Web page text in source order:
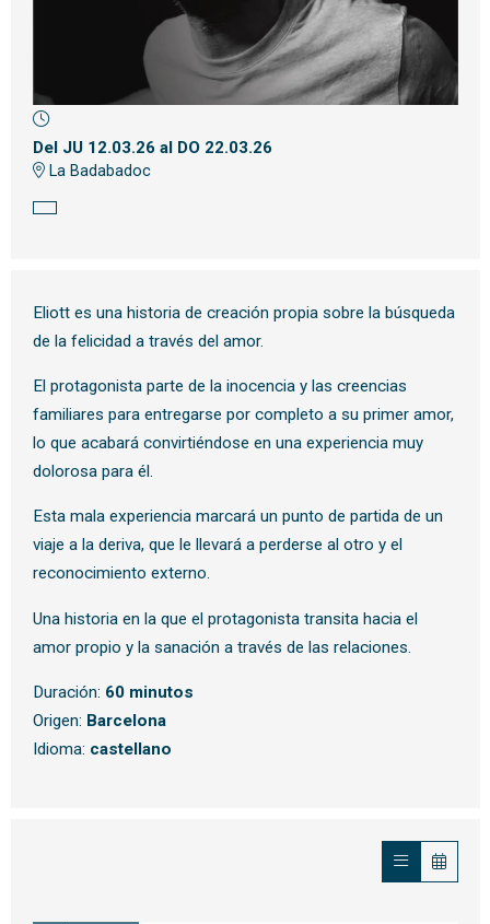
Diapositiva 1 de 1
Del JU 12.03.26al DO 22.03.26
La Badabadoc
Eliott es una historia de creación propia sobre la búsqueda
de la felicidad a través del amor.
El protagonista parte de la inocencia y las creencias
familiares para entregarse por completo a su primer amor,
lo que acabará convirtiéndose en una experiencia muy
dolorosa para él.
Esta mala experiencia marcará un punto de partida de un
viaje a la deriva, que le llevará a perderse al otro y el
reconocimiento externo.
Una historia en la que el protagonista transita hacia el
amor propio y la sanación a través de las relaciones.
Duración: 60 minutos
Origen: Barcelona
Idioma: castellano